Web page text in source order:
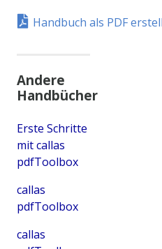
Handbuch als PDF
Andere
Handbücher
Erste Schritte
mit callas
pdfToolbox
callas
pdfToolbox
callas